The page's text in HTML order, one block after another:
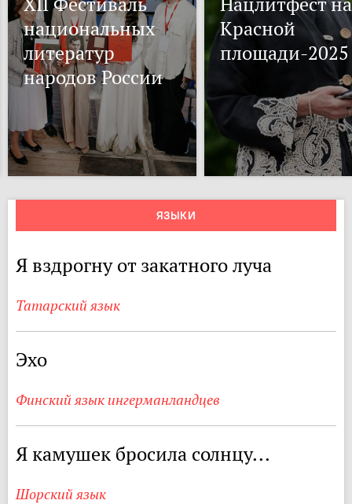
национальных
литератур
народов России
Красной
площади-2025
ЯЗЫКИ
Я вздрогну от закатного луча
Татарский язык
Эхо
Финский язык ингерманландцев
Я камушек бросила солнцу...
Шорский язык